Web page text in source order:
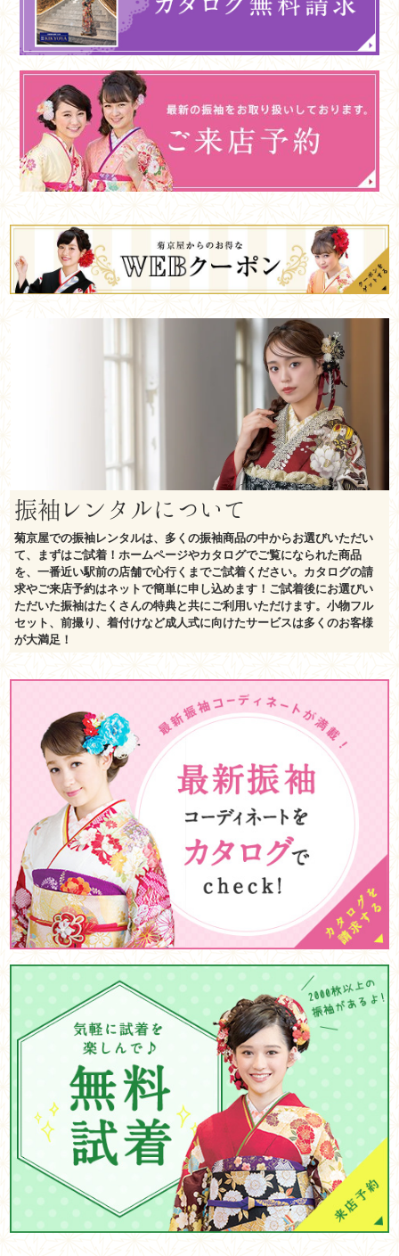
振袖レンタルについて
菊京屋での振袖レンタルは、多くの振袖商品の中からお選びいただい
て、まずはご試着！ホームページやカタログでご覧になられた商品
を、一番近い駅前の店舗で心行くまでご試着ください。カタログの請
求やご来店予約はネットで簡単に申し込めます！ご試着後にお選びい
ただいた振袖はたくさんの特典と共にご利用いただけます。小物フル
セット、前撮り、着付けなど成人式に向けたサービスは多くのお客様
が大満足！